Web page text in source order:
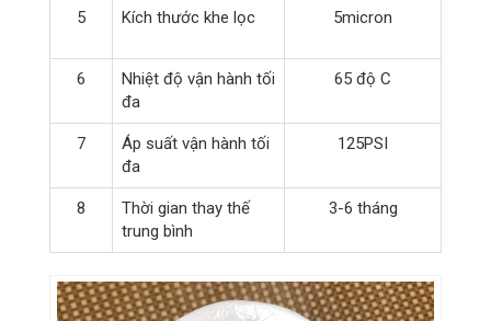
5 Kích thước khe lọc 5micron
6
Nhiệt độ vận hành tối
đa
65 độ C
7
Áp suất vận hành tối
đa
125PSI
8
Thời gian thay thế
trung bình
3-6 tháng